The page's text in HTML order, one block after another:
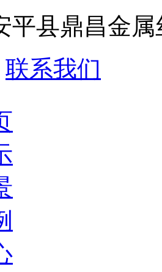
平县鼎昌金
联系我们